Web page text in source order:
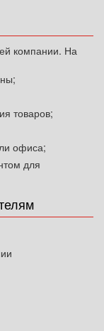
компании. На
товаров;
офиса;
для